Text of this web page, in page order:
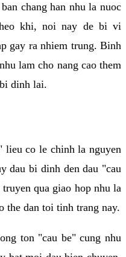
chang han nhu la nuoc
khi, noi nay de bi vi
gay ra nhiem trung. Binh
lam cho nang cao them
dinh lai.
lieu co le chinh la nguyen
dau bi dinh den dau "cau
qua giao hop nhu la
the dan toi tinh trang nay.
ton "cau be" cung nhu